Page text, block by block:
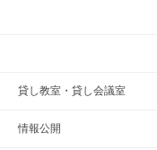
貸し教室・貸し会議室
情報公開